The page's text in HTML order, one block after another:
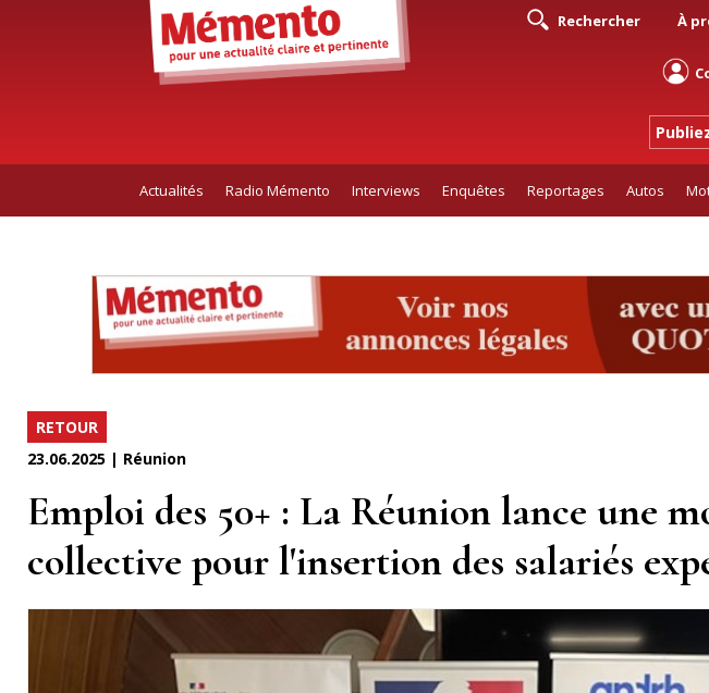
Rechercher À
Actualités Radio Mémento Interviews Enquêtes Reportages Autos
RETOUR
23.06.2025 | Réunion
Emploi des 50+ : La Réunion lance une
collective pour l'insertion des salariés